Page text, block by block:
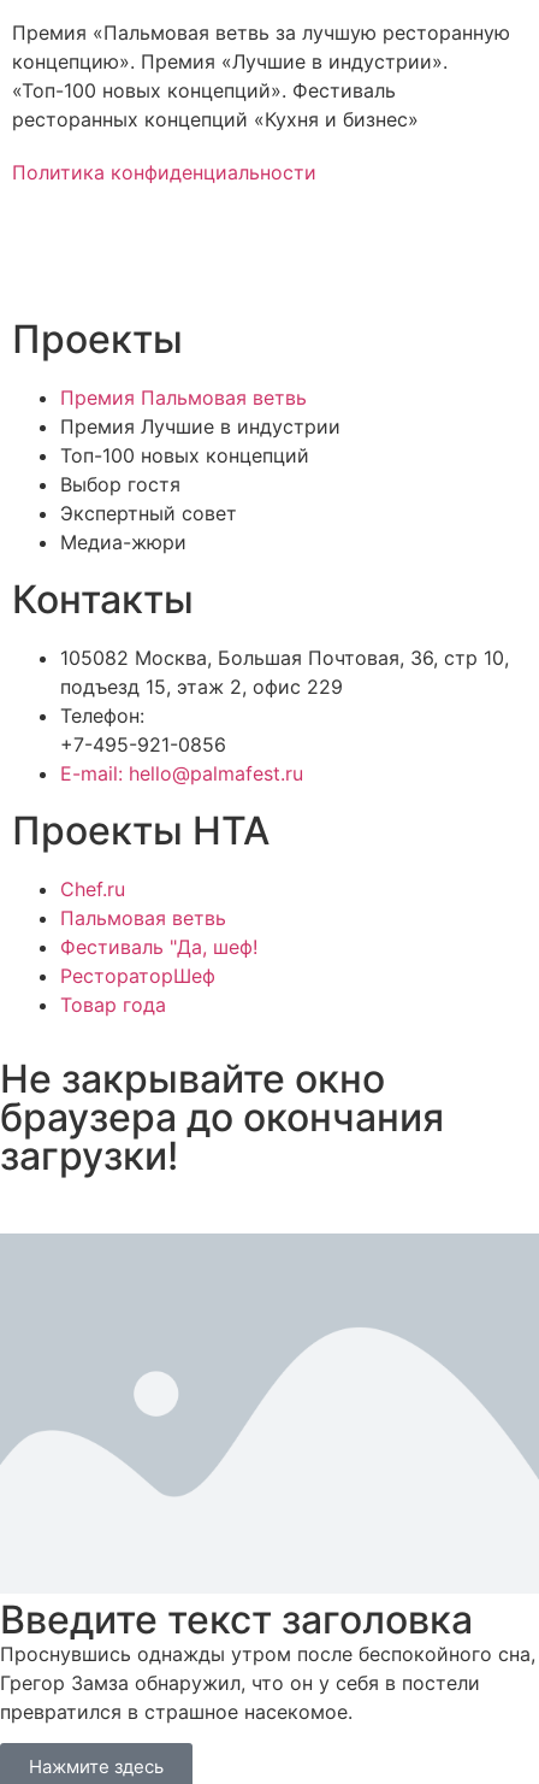
Премия «Пальмовая ветвь за лучшую ресторанную
концепцию». Премия «Лучшие в индустрии».
«Топ-100 новых концепций». Фестиваль
ресторанных концепций «Кухня и бизнес»
Политика конфиденциальности
Проекты
Премия Пальмовая ветвь
Премия Лучшие в индустрии
Топ-100 новых концепций
Выбор гостя
Экспертный совет
Медиа-жюри
Контакты
105082 Москва, Большая Почтовая, 36, стр 10,
подъезд 15, этаж 2, офис 229
Телефон:
+7-495-921-0856
E-mail: hello@palmafest.ru
Проекты НТА
Chef.ru
Пальмовая ветвь
Фестиваль "Да, шеф!
РестораторШеф
Товар года
Не закрывайте окно
браузера до окончания
загрузки!
Введите текст заголовка
Проснувшись однажды утром после беспокойного сна,
Грегор Замза обнаружил, что он у себя в постели
превратился в страшное насекомое.
Нажмите здесь